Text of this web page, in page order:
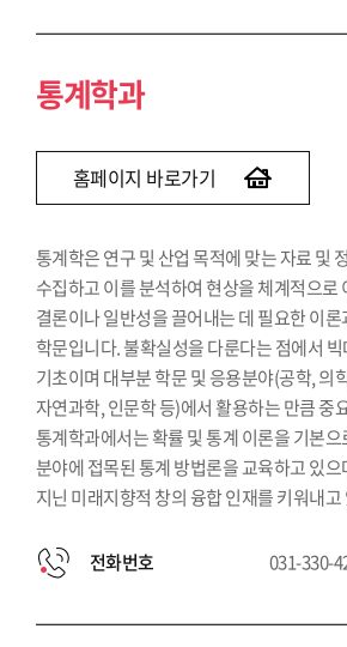
통계학과
홈페이지 바로가기
통계학은 연구 및 산업 목적에 맞는 자료 및
수집하고 이를 분석하여 현상을 체계적으
결론이나 일반성을 끌어내는 데 필요한 이
학문입니다. 불확실성을 다룬다는 점에서
기초이며 대부분 학문 및 응용분야(공학, 의
자연과학, 인문학 등)에서 활용하는 만큼 중
통계학과에서는 확률 및 통계 이론을 기본
분야에 접목된 통계 방법론을 교육하고 있
지닌 미래지향적 창의 융합 인재를 키워내
전화번호 031-330-